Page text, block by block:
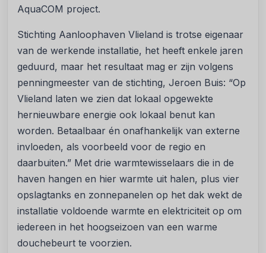
AquaCOM project.
Stichting Aanloophaven Vlieland is trotse eigenaar
van de werkende installatie, het heeft enkele jaren
geduurd, maar het resultaat mag er zijn volgens
penningmeester van de stichting, Jeroen Buis: “Op
Vlieland laten we zien dat lokaal opgewekte
hernieuwbare energie ook lokaal benut kan
worden. Betaalbaar én onafhankelijk van externe
invloeden, als voorbeeld voor de regio en
daarbuiten.” Met drie warmtewisselaars die in de
haven hangen en hier warmte uit halen, plus vier
opslagtanks en zonnepanelen op het dak wekt de
installatie voldoende warmte en elektriciteit op om
iedereen in het hoogseizoen van een warme
douchebeurt te voorzien.